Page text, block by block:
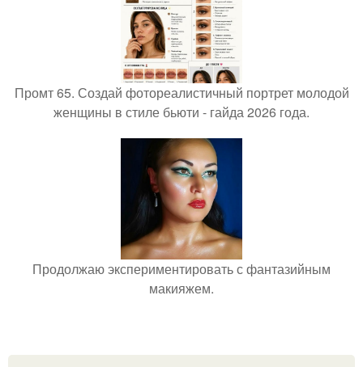
Промт 65. Создай фотореалистичный портрет молодой
женщины в стиле бьюти - гайда 2026 года.
Продолжаю экспериментировать с фантазийным
макияжем.